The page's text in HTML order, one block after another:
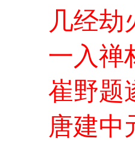
几经劫
一入禅
崔野题
唐建中